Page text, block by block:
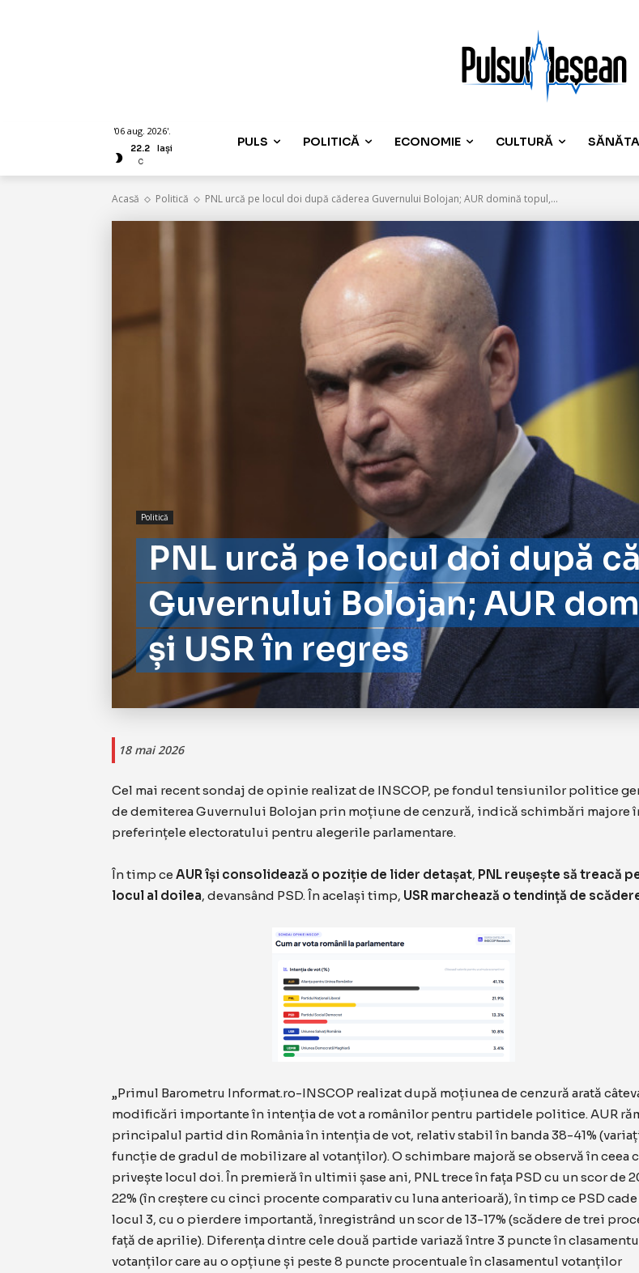
'06 aug. 2026'.
22.2
C
Iași PULS POLITICĂ ECONOMIE CULTURĂ
Acasă Politică PNL urcă pe locul doi după căderea Guvernului Bolojan; AUR domină topul,...
Politică
PNL urcă pe locul doi după
Guvernului Bolojan; AUR
și USR în regres
18 mai 2026
Cel mai recent sondaj de opinie realizat de INSCOP, pe fondul tensiunilor politice
de demiterea Guvernului Bolojan prin moțiune de cenzură, indică schimbări majore
preferințele electoratului pentru alegerile parlamentare.
În timp ce AUR își consolidează o poziție de lider detașat, PNL reușește să treacă
locul al doilea, devansând PSD. În același timp, USR marchează o tendință de
„Primul Barometru Informat.ro-INSCOP realizat după moțiunea de cenzură arată
modificări importante în intenția de vot a românilor pentru partidele politice. AUR
principalul partid din România în intenția de vot, relativ stabil în banda 38-41%
funcție de gradul de mobilizare al votanților). O schimbare majoră se observă în ceea
privește locul doi. În premieră în ultimii șase ani, PNL trece în fața PSD cu un scor de
22% (în creștere cu cinci procente comparativ cu luna anterioară), în timp ce PSD cade
locul 3, cu o pierdere importantă, înregistrând un scor de 13-17% (scădere de trei
față de aprilie). Diferența dintre cele două partide variază între 3 puncte în
votanților care au o opțiune și peste 8 puncte procentuale în clasamentul votanților